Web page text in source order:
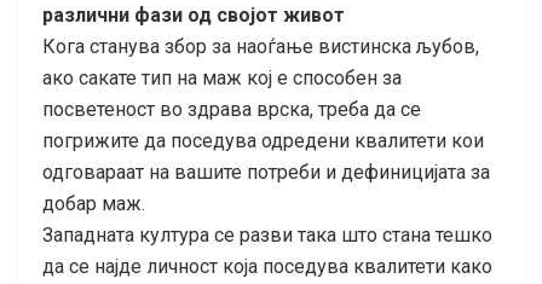
различни фази од својот живот
Кога станува збор за наоѓање вистинска љубов,
ако сакате тип на маж кој е способен за
посветеност во здрава врска, треба да се
погрижите да поседува одредени квалитети кои
одговараат на вашите потреби и дефиницијата за
добар маж.
Западната култура се разви така што стана тешко
да се најде личност која поседува квалитети како